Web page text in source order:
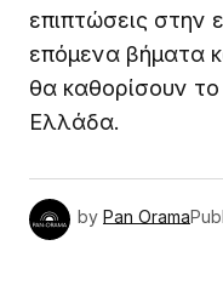
επιπτώσεις στην
επόμενα βήματα
θα καθορίσουν το
Ελλάδα.
by Pan Orama